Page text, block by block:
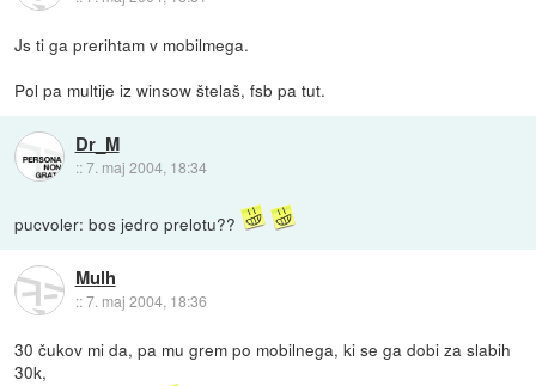
Js ti ga prerihtam v mobilmega.
Pol pa multije iz winsow štelaš, fsb pa tut.
Dr_M
::7. maj 2004, 18:34
pucvoler: bos jedro prelotu??
Mulh
::7. maj 2004, 18:36
30 čukov mi da, pa mu grem po mobilnega, ki se ga dobi za slabih
30k,